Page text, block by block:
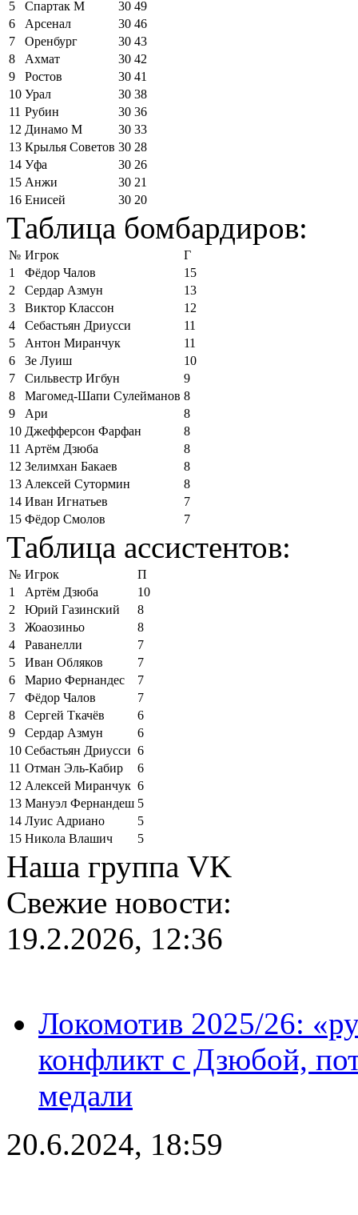
5
Спартак М 30 49
6
Арсенал 30 46
7
Оренбург 30 43
8
Ахмат 30 42
9
Ростов 30 41
10 Урал 30 38
11 Рубин 30 36
12 Динамо М 30 33
13 Крылья Советов 30 28
14 Уфа 30 26
15 Анжи 30 21
16 Енисей 30 20
Таблица бомбардиров:
№ Игрок
Г
1
Фёдор Чалов
15
2
Сердар Азмун
13
3
Виктор Классон
12
4
Себастьян Дриусси
11
5
Антон Миранчук
11
6
Зе Луиш
10
7
Сильвестр Игбун
9
8
Магомед-Шапи Сулейманов 8
9
Ари
8
10 Джефферсон Фарфан
8
11 Артём Дзюба
8
12 Зелимхан Бакаев
8
13 Алексей Сутормин
8
14 Иван Игнатьев
7
15 Фёдор Смолов 7
Таблица ассистентов:
№ Игрок
П
1
Артём Дзюба
10
2
Юрий Газинский
8
3
Жоаозиньо
8
4
Раванелли
7
5
Иван Обляков
7
6
Марио Фернандес
7
7
Фёдор Чалов
7
8
Сергей Ткачёв
6
9
Сердар Азмун
6
10 Себастьян Дриусси 6
11 Отман Эль-Кабир
6
12 Алексей Миранчук 6
13 Мануэл Фернандеш 5
14 Луис Адриано
5
15 Никола Влашич 5
Наша группа VK
Свежие новости:
19.2.2026, 12:36
Локомотив 2025/26:
конфликт с Дзюбой,
медали
20.6.2024, 18:59